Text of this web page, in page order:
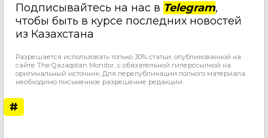
Подписывайтесь на нас в Telegram,
чтобы быть в курсе последних новостей
из Казахстана
Разрешается использовать только 30% статьи, опубликованной на
сайте The Qazaqstan Monitor, с обязательной гиперссылкой на
оригинальный источник. Для перепубликации полного материала
необходимо письменное разрешение редакции.
#